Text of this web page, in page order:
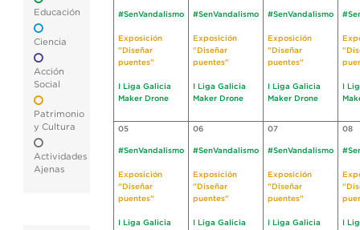
Educación
Ciencia
Acción
Social
Patrimonio
y Cultura
Actividades
Ajenas
#SenVandalismo
Exposición
"Diseñar
puentes"
I Liga Galicia
Maker Drone
#SenVandalismo
Exposición
"Diseñar
puentes"
I Liga Galicia
Maker Drone
#SenVandalismo
Exposición
"Diseñar
puentes"
I Liga Galicia
Maker Drone
I
05
#SenVandalismo
Exposición
"Diseñar
puentes"
I Liga Galicia
06
#SenVandalismo
Exposición
"Diseñar
puentes"
I Liga Galicia
07
#SenVandalismo
Exposición
"Diseñar
puentes"
I Liga Galicia
08
I